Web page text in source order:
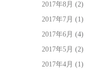
2017年8月 (2)
2017年7月 (1)
2017年6月 (4)
2017年5月 (2)
2017年4月 (1)